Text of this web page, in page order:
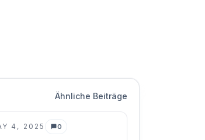
Ähnliche Beiträge
4, 2025 0
Kommentare